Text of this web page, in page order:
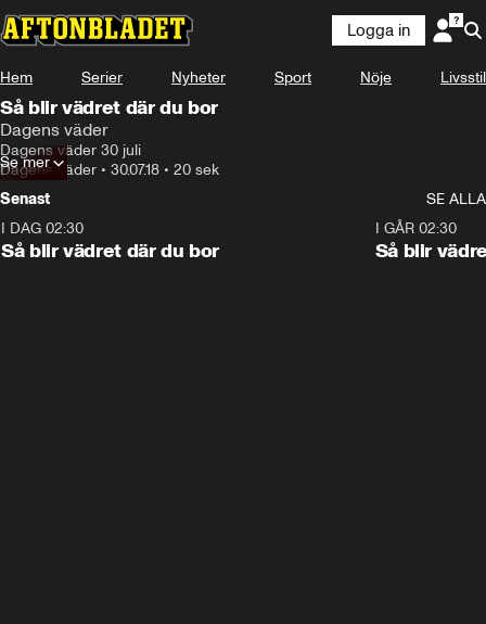
Logga in
Hem Serier Nyheter Sport Nöje Livsstil
Så blir vädret där du bor
Dagens väder
Dagens väder 30 juli
Dagens väder • 30.07.18 • 20 sek
Se mer
Senast
SE ALLA
I DAG 02:30
Så blir vädret där du bor
I GÅR 02:30
Så blir